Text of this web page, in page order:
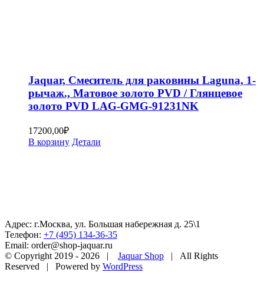
Jaquar, Смеситель для раковины Laguna, 1-
рычаж., Матовое золото PVD / Глянцевое
золото PVD LAG-GMG-91231NK
17200,00₽
В корзину Детали
Адрес: г.Москва, ул. Большая набережная д. 25\1
Телефон: +7 (495) 134-36-35
Email: order@shop-jaquar.ru
© Copyright 2019 - 2026 | Jaquar Shop | All Rights
Reserved | Powered by WordPress